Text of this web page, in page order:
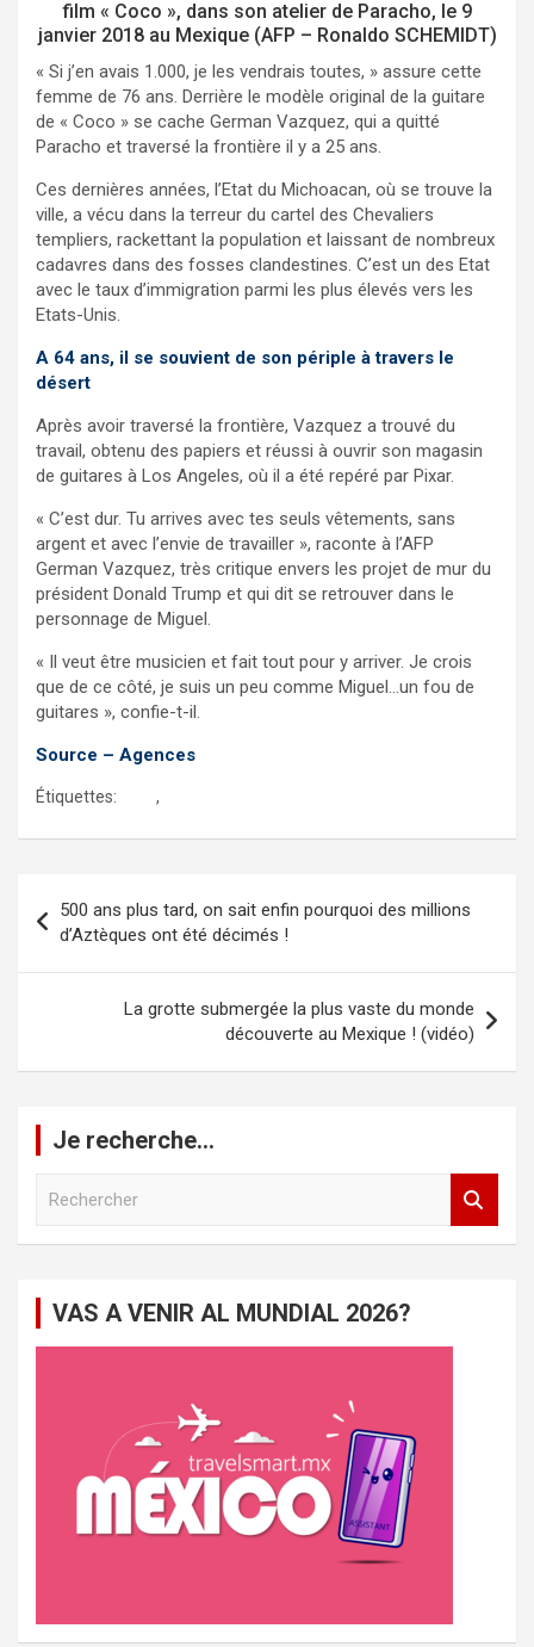
film « Coco », dans son atelier de Paracho, le 9
janvier 2018 au Mexique (AFP – Ronaldo SCHEMIDT)
« Si j’en avais 1.000, je les vendrais toutes, » assure cette
femme de 76 ans. Derrière le modèle original de la guitare
de « Coco » se cache German Vazquez, qui a quitté
Paracho et traversé la frontière il y a 25 ans.
Ces dernières années, l’Etat du Michoacan, où se trouve la
ville, a vécu dans la terreur du cartel des Chevaliers
templiers, rackettant la population et laissant de nombreux
cadavres dans des fosses clandestines. C’est un des Etat
avec le taux d’immigration parmi les plus élevés vers les
Etats-Unis.
A 64 ans, il se souvient de son périple à travers le
désert
Après avoir traversé la frontière, Vazquez a trouvé du
travail, obtenu des papiers et réussi à ouvrir son magasin
de guitares à Los Angeles, où il a été repéré par Pixar.
« C’est dur. Tu arrives avec tes seuls vêtements, sans
argent et avec l’envie de travailler », raconte à l’AFP
German Vazquez, très critique envers les projet de mur du
président Donald Trump et qui dit se retrouver dans le
personnage de Miguel.
« Il veut être musicien et fait tout pour y arriver. Je crois
que de ce côté, je suis un peu comme Miguel…un fou de
guitares », confie-t-il.
Source – Agences
Étiquettes: ,
de
l’article
500 ans plus tard, on sait enfin pourquoi des millions
d’Aztèques ont été décimés !
La grotte submergée la plus vaste du monde
découverte au Mexique ! (vidéo)
Je recherche…
c
VAS A VENIR AL MUNDIAL 2026?